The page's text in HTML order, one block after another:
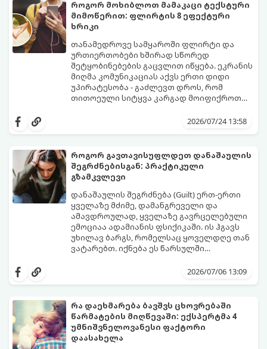
როგორ მოხიბლოთ მამაკაცი ტექსტური
მიმოწერით: ფლირტის 8 ეფექტური
ხრიკი
თანამედროვე სამყაროში ფლირტი და
ურთიერთობები ხშირად სწორედ
შეტყობინებების გაცვლით იწყება. ეკრანის
მიღმა კომუნიკაციას აქვს ერთი დიდი
უპირატესობა - გაძლევთ დროს, რომ
თითოეული სიტყვა კარგად მოიფიქროთ
მოაცილოს და მოუთმენლად ელოდოს
წესი:
2026/07/24 13:58
როგორ გავთავისუფლდეთ დანაშაულის
შეგრძნებისგან: პრაქტიკული
გზამკვლევი
დანაშაულის შეგრძნება (Guilt) ერთ-ერთი
ყველაზე მძიმე, დამანგრეველი და
ამავდროულად, ყველაზე გავრცელებული
ემოციაა ადამიანის ფსიქიკაში. ის ჰგავს
უხილავ ბარგს, რომელსაც ყოველდღე თან
ვატარებთ. იქნება ეს წარსულში
ტკენა, ოჯახის წევრებისთვის
გადაჭარბებული მოთხოვნები
-დანაშაულის განცდა შიგნიდან ფიტავს
ადამიანს და ართმევს მას აწმყოთი
ტკბობის უნარს.
დანაშაულის გრძნობას აქვს თავისი
საკუთარი თუ საზოგადოებრივი მორალური
კოდექსი. თუმცა, როდესაც ეს ემოცია
ქრონიკულ ფორმას იღებს, ის ნევროზულ,
ტოქსიკურ სინდრომად იქცევა.
გთავაზობთ პრაქტიკულ, ფსიქოლოგიურ
გზამკვლევს, თუ როგორ დაამუშაოთ
წარსულის შეცდომები და
2026/07/06 13:09
რა დაეხმარება ბავშვს ცხოვრებაში
წარმატების მიღწევაში: ექსპერტმა 4
უმნიშვნელოვანესი ფაქტორი
დაასახელა